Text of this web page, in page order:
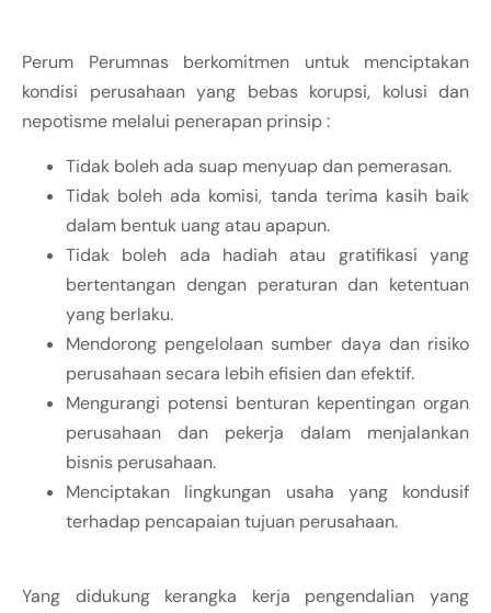
Perum Perumnas berkomitmen untuk menciptakan
kondisi perusahaan yang bebas korupsi, kolusi dan
nepotisme melalui penerapan prinsip :
Tidak boleh ada suap menyuap dan pemerasan.
Tidak boleh ada komisi, tanda terima kasih baik
dalam bentuk uang atau apapun.
Tidak boleh ada hadiah atau gratifikasi yang
bertentangan dengan peraturan dan ketentuan
yang berlaku.
Mendorong pengelolaan sumber daya dan risiko
perusahaan secara lebih efisien dan efektif.
Mengurangi potensi benturan kepentingan organ
perusahaan dan pekerja dalam menjalankan
bisnis perusahaan.
Menciptakan lingkungan usaha yang kondusif
terhadap pencapaian tujuan perusahaan.
Yang didukung kerangka kerja pengendalian yang